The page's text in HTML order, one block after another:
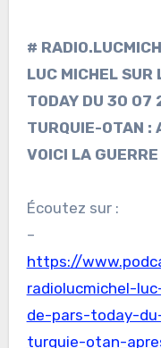
#
LUC MICHEL SUR
TODAY DU 30 07
TURQUIE-OTAN :
VOICI LA
Écoutez sur :
–
https://
radiolucmichel-
de-pars-today-
turquie-otan-